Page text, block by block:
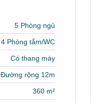
5 Phòng ngủ
4 Phòng tắm/WC
Có thang máy
Đường rộng 12m
360 m²